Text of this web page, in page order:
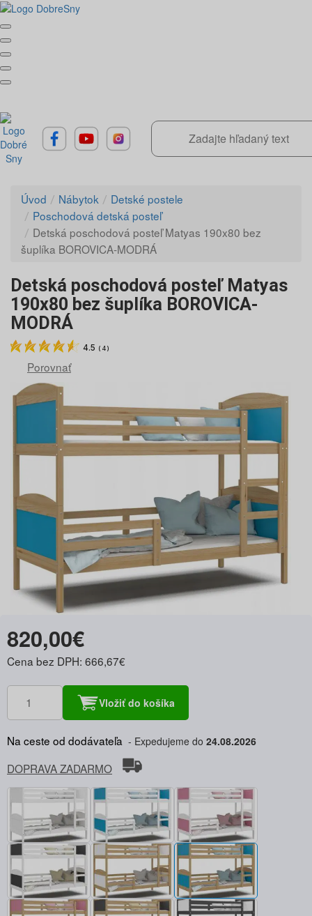
Úvod Nábytok
Detské postele
Poschodová detská posteľ
Detská poschodová posteľ Matyas 190x80 bez
šuplíka BOROVICA-MODRÁ
Detská poschodová posteľ Matyas
190x80 bez šuplíka BOROVICA-
MODRÁ
4.5 ( 4)
Porovnať
820,00€
Cena bez DPH: 666,67€
Vložiť do košíka
Na ceste od dodávateľa Expedujeme do 24.08.2026
DOPRAVA ZADARMO